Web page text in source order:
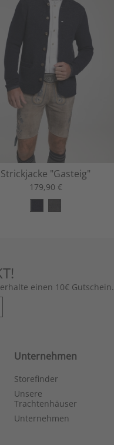
Strickjacke "Gasteig"
179,90 €
einen 10€ Gutschein.
Unternehmen
Storefinder
Unsere
Trachtenhäuser
Unternehmen